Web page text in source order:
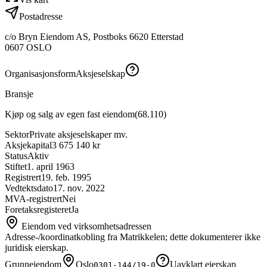
Postadresse
c/o Bryn Eiendom AS, Postboks 6620 Etterstad
0607 OSLO
OrganisasjonsformAksjeselskap
Bransje
Kjøp og salg av egen fast eiendom(68.110)
SektorPrivate aksjeselskaper mv.
Aksjekapital3 675 140 kr
StatusAktiv
Stiftet1. april 1963
Registrert19. feb. 1995
Vedtektsdato17. nov. 2022
MVA-registrertNei
ForetaksregisteretJa
Eiendom ved virksomhetsadressen
Adresse-/koordinatkobling fra Matrikkelen; dette dokumenterer ikke
juridisk eierskap.
Grunneiendom
Oslo0301-144/19-0 Uavklart eierskap